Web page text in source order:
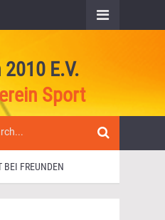
E.V.
Sport
BEI FREUNDEN